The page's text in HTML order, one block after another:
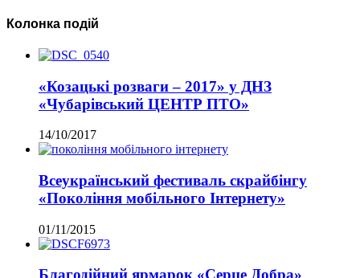
Колонка подій
«Козацькі розваги – 2017» у ДНЗ
«Чубарівський ЦЕНТР ПТО»
14/10/2017
Всеукраїнський фестиваль скрайбінгу
«Покоління мобільного Інтернету»
01/11/2015